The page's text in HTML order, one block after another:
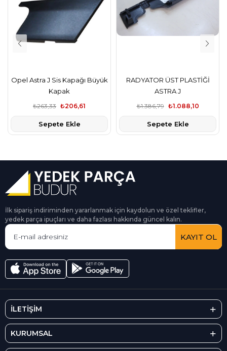
Opel Astra J Sis Kapağı Büyük
Kapak
₺206,61
₺263,33
Sepete Ekle
RADYATOR ÜST PLASTİĞİ
ASTRA J
₺1.088,10
₺1.386,79
Sepete Ekle
İlk sipariş indiriminden yararlanmak için kaydolun ve özel teklifler,
yedek parça ipuçları ve daha fazlası hakkında güncel kalın.
KAYIT OL
İLETİŞİM
KURUMSAL